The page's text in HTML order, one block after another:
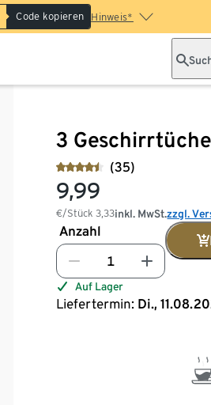
Code kopieren Hinweis*
3
(35)
9,99
€/Stück3,33inkl. MwSt.zzgl.
Anzahl
Auf Lager
Liefertermin: Di.,